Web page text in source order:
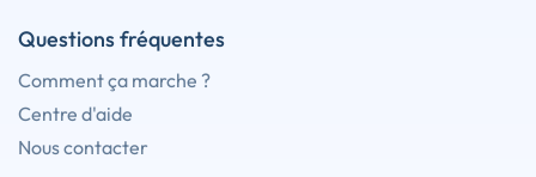
Questions fréquentes
Comment ça marche ?
Centre d'aide
Nous contacter